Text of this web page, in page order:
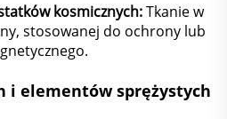
kosmicznych:Tkanie w
stosowanej do ochrony lub
i elementów sprężystych